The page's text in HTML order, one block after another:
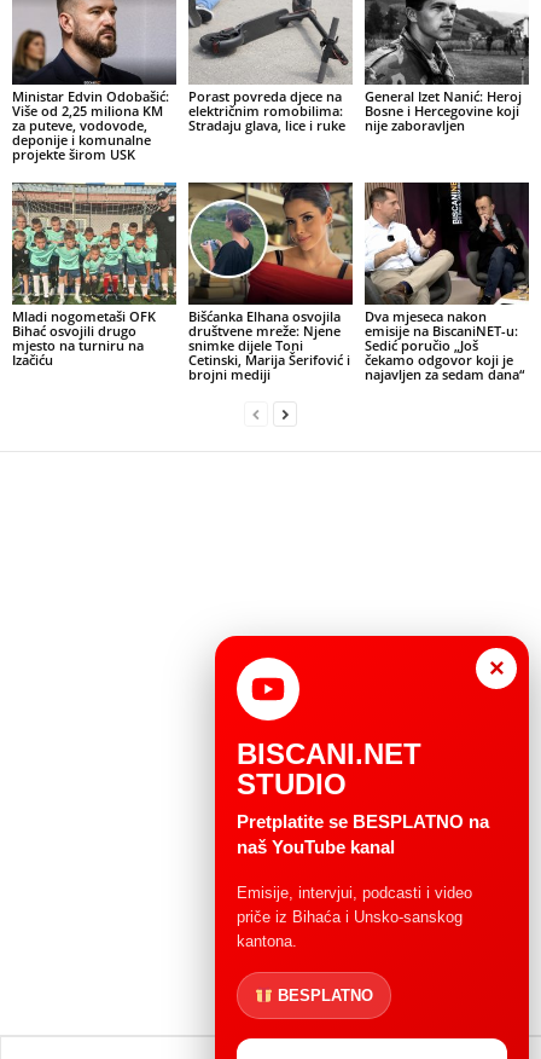
Ministar Edvin Odobašić:
Više od 2,25 miliona KM
za puteve, vodovode,
deponije i komunalne
projekte širom USK
Porast povreda djece na
električnim romobilima:
Stradaju glava, lice i ruke
General Izet Nanić: Heroj
Bosne i Hercegovine koji
nije zaboravljen
Mladi nogometaši OFK
Bihać osvojili drugo
mjesto na turniru na
Izačiću
Bišćanka Elhana osvojila
društvene mreže: Njene
snimke dijele Toni
Cetinski, Marija Šerifović i
brojni mediji
Dva mjeseca nakon
emisije na BiscaniNET-u:
Sedić poručio „Još
čekamo odgovor koji je
najavljen za sedam dana“
×
BISCANI.NET
STUDIO
Pretplatite se BESPLATNO na
naš YouTube kanal
Emisije, intervjui, podcasti i video
priče iz Bihaća i Unsko-sanskog
kantona.
BESPLATNO